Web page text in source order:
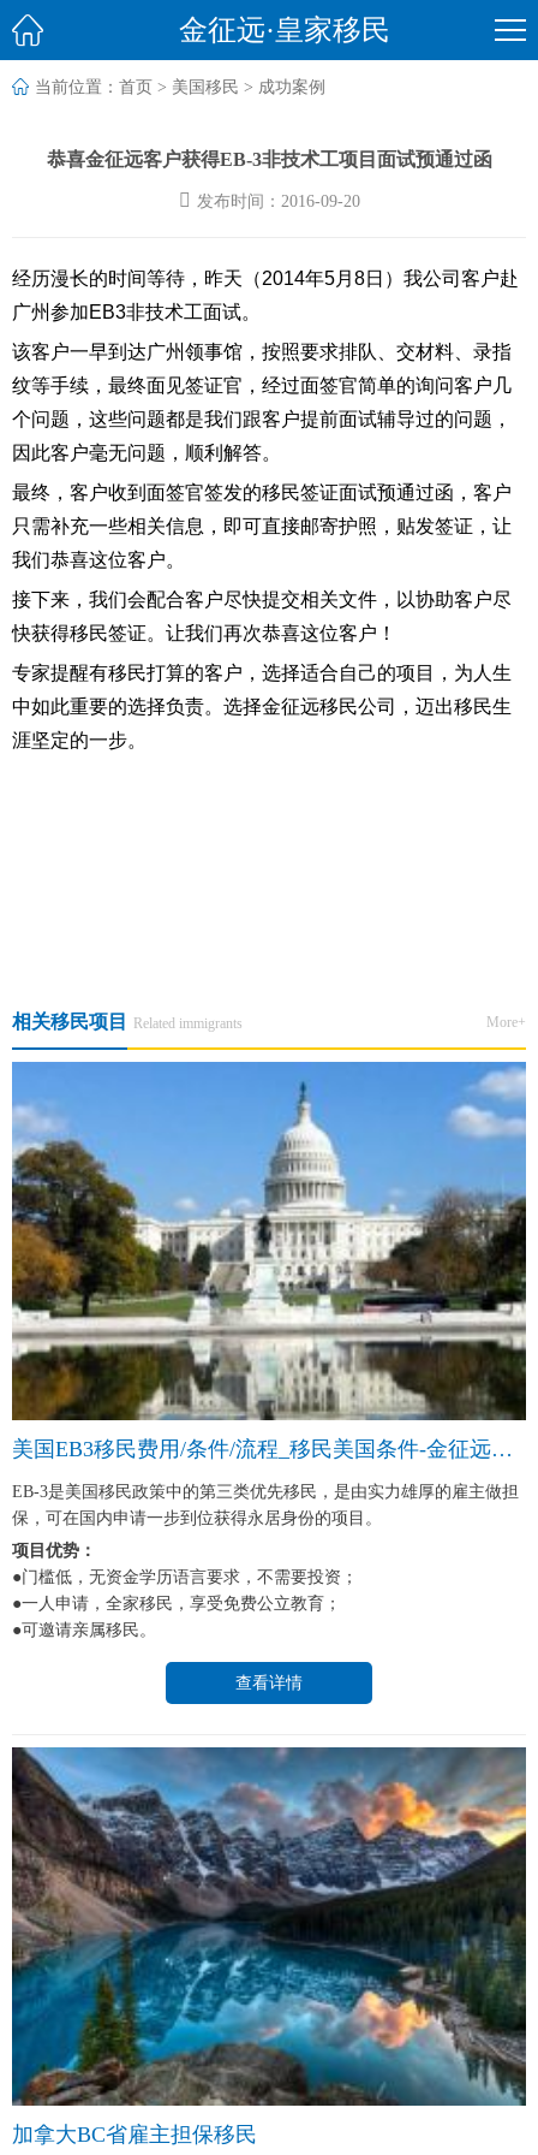
 金征远·皇家移民
 当前位置： 首页 > 美国移民 > 成功案例
恭喜金征远客户获得EB-3非技术工项目面试预通过函
 发布时间：2016-09-20
经历漫长的时间等待，昨天（2014年5月8日）我公司客户赴
广州参加EB3非技术工面试。
该客户一早到达广州领事馆，按照要求排队、交材料、录指
纹等手续，最终面见签证官，经过面签官简单的询问客户几
个问题，这些问题都是我们跟客户提前面试辅导过的问题，
因此客户毫无问题，顺利解答。
最终，客户收到面签官签发的移民签证面试预通过函，客户
只需补充一些相关信息，即可直接邮寄护照，贴发签证，让
我们恭喜这位客户。
接下来，我们会配合客户尽快提交相关文件，以协助客户尽
快获得移民签证。让我们再次恭喜这位客户！
专家提醒有移民打算的客户，选择适合自己的项目，为人生
中如此重要的选择负责。选择金征远移民公司，迈出移民生
涯坚定的一步。
相关移民项目 Related immigrants More+
美国EB3移民费用/条件/流程_移民美国条件-金征远皇家移民中介
EB-3是美国移民政策中的第三类优先移民，是由实力雄厚的雇主做担
保，可在国内申请一步到位获得永居身份的项目。
项目优势：
●门槛低，无资金学历语言要求，不需要投资；
●一人申请，全家移民，享受免费公立教育；
●可邀请亲属移民。
查看详情
加拿大BC省雇主担保移民